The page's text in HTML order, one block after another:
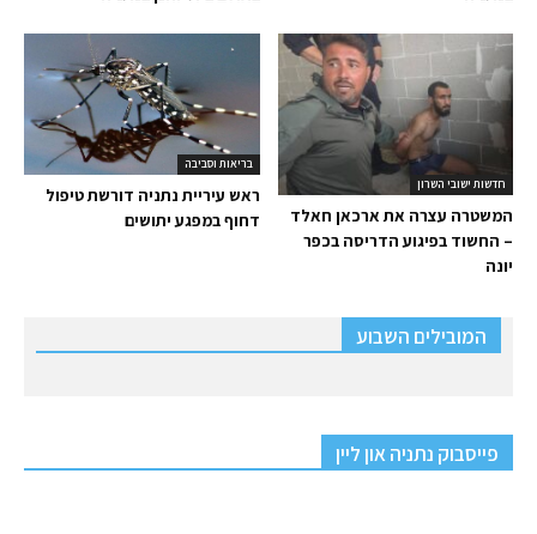
בריאות וסביבה
ראש עיריית נתניה דורשת טיפול
דחוף במפגע יתושים
חדשות ישובי השרון
המשטרה עצרה את ארכאן חאלד
– החשוד בפיגוע הדריסה בכפר
יונה
המובילים השבוע
פייסבוק נתניה און ליין